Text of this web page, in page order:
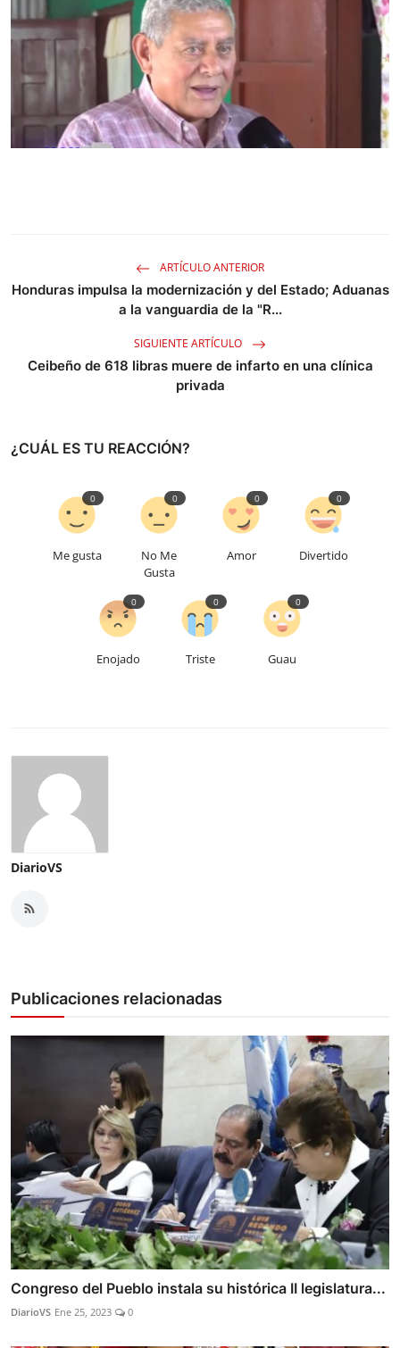
ARTÍCULO ANTERIOR
Honduras impulsa la modernización y del Estado; Aduanas
a la vanguardia de la "R...
SIGUIENTE ARTÍCULO
Ceibeño de 618 libras muere de infarto en una clínica
privada
¿CUÁL ES TU REACCIÓN?
Me gusta
0
No Me
Gusta
0
Amor
0
Divertido
0
Enojado
0
Triste
0
Guau
0
DiarioVS
Publicaciones relacionadas
Congreso del Pueblo instala su histórica II legislatura...
DiarioVS Ene 25, 2023 0